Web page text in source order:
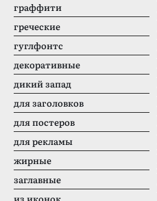
граффити
греческие
гуглфонтс
декоративные
дикий запад
для заголовков
для постеров
для рекламы
жирные
заглавные